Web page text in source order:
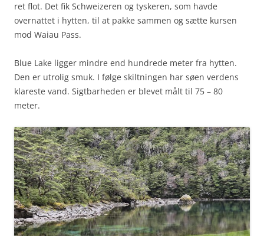
ret flot. Det fik Schweizeren og tyskeren, som havde
overnattet i hytten, til at pakke sammen og sætte kursen
mod Waiau Pass.
Blue Lake ligger mindre end hundrede meter fra hytten.
Den er utrolig smuk. I følge skiltningen har søen verdens
klareste vand. Sigtbarheden er blevet målt til 75 – 80
meter.